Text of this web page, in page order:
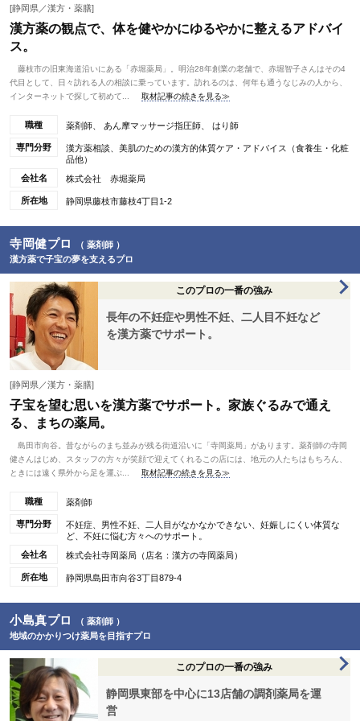
[静岡県／漢方・薬膳]
漢方薬の観点で、体を健やかにゆるやかに整えるアドバイ
ス。
藤枝市の旧東海道沿いにある「赤堀薬局」。明治28年創業の老舗で、赤堀智子さんはその4
代目として、日々訪れる人の相談に乗っています。訪れるのは、何年も通うなじみの人から、
インターネットで探して初めて...
取材記事の続きを見る≫
職種 薬剤師、 あん摩マッサージ指圧師、 はり師
専門分野
漢方薬相談、美肌のための漢方的体質ケア・アドバイス（食養生・化粧
品他）
会社名
株式会社 赤堀薬局
所在地 静岡県藤枝市藤枝4丁目1-2
寺岡健プロ
（ 薬剤師 ）
漢方薬で子宝の夢を支えるプロ
このプロの一番の強み
長年の不妊症や男性不妊、二人目不妊など
を漢方薬でサポート。
[静岡県／漢方・薬膳]
子宝を望む思いを漢方薬でサポート。家族ぐるみで通え
る、まちの薬局。
島田市向谷。昔ながらのまち並みが残る街道沿いに「寺岡薬局」があります。薬剤師の寺岡
健さんはじめ、スタッフの方々が笑顔で迎えてくれるこの店には、地元の人たちはもちろん、
ときには遠く県外から足を運ぶ...
取材記事の続きを見る≫
職種 薬剤師
専門分野
不妊症、男性不妊、二人目がなかなかできない、妊娠しにくい体質な
ど、不妊に悩む方々へのサポート。
会社名
株式会社寺岡薬局（店名：漢方の寺岡薬局）
所在地 静岡県島田市向谷3丁目879-4
小島真プロ
（ 薬剤師 ）
地域のかかりつけ薬局を目指すプロ
このプロの一番の強み
静岡県東部を中心に13店舗の調剤薬局を運
営